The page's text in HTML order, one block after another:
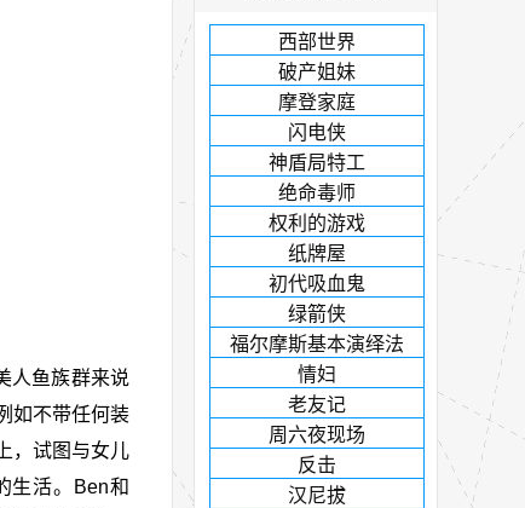
人鱼族群来说
如不带任何装
，试图与女儿
生活。Ben和
西部世界
破产姐妹
摩登家庭
闪电侠
神盾局特工
绝命毒师
权利的游戏
纸牌屋
初代吸血鬼
绿箭侠
福尔摩斯基本演绎法
情妇
老友记
周六夜现场
反击
汉尼拔